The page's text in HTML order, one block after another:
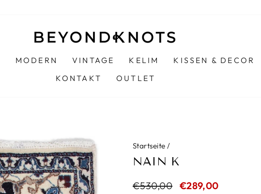
MODERN VINTAGE KELIM KISSEN & DECOR
KONTAKT
OUTLET
Startseite /
NAIN K
Normaler
€530,00 Sonderpreis
€289,00